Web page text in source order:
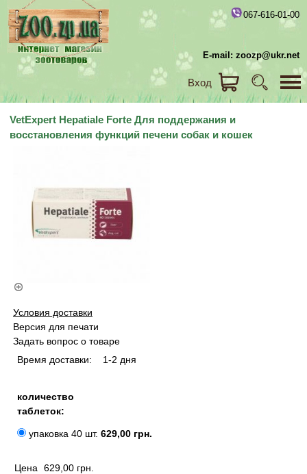
067-616-01-00
E-mail: zoozp@ukr.net
Вход
VetExpert Hepatiale Forte Для поддержания и
восстановления функций печени собак и кошек
Условия доставки
Версия для печати
Задать вопрос о товаре
Время доставки:
1-2 дня
количество
таблеток:
упаковка 40 шт. 629,00 грн.
Цена 629,00 грн.